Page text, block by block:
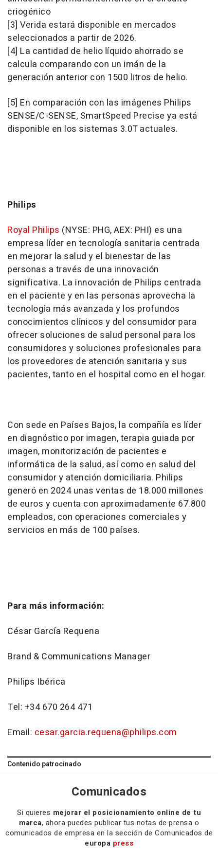
criogénico
[3] Verida estará disponible en mercados
seleccionados a partir de 2026.
[4] La cantidad de helio líquido ahorrado se
calcula comparando con un imán de la
generación anterior con 1500 litros de helio.
[5] En comparación con las imágenes Philips
SENSE/C-SENSE, SmartSpeed ​​Precise ya está
disponible en los sistemas 3.0T actuales.
Philips
Royal Philips (NYSE: PHG, AEX: PHI) es una
empresa líder en tecnología sanitaria centrada
en mejorar la salud y el bienestar de las
personas a través de una innovación
significativa. La innovación de Philips centrada
en el paciente y en las personas aprovecha la
tecnología más avanzada y los profundos
conocimientos clínicos y del consumidor para
ofrecer soluciones de salud personal para los
consumidores y soluciones profesionales para
los proveedores de atención sanitaria y sus
pacientes, tanto en el hospital como en el hogar.
Con sede en Países Bajos, la compañía es líder
en diagnóstico por imagen, terapia guiada por
imagen, monitorización de pacientes e
informática de la salud, así como en salud del
consumidor y atención domiciliaria. Philips
generó en 2024 unas ventas de 18.000 millones
de euros y cuenta con aproximadamente 67.800
empleados, con operaciones comerciales y
servicios en más de 100 países.
Para más información:
César García Requena
Brand & Communications Manager
Philips Ibérica
Tel: +34 670 264 471
Email: cesar.garcia.requena@philips.com
Contenido patrocinado
Comunicados
Si quieres mejorar el posicionamiento online de tu
marca, ahora puedes publicar tus notas de prensa o
comunicados de empresa en la sección de Comunicados de
europa press